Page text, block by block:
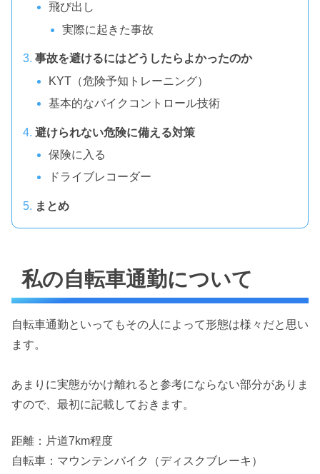
飛び出し
実際に起きた事故
事故を避けるにはどうしたらよかったのか
KYT（危険予知トレーニング）
基本的なバイクコントロール技術
避けられない危険に備える対策
保険に入る
ドライブレコーダー
まとめ
私の自転車通勤について
自転車通勤といってもその人によって形態は様々だと思い
ます。
あまりに実態がかけ離れると参考にならない部分がありま
すので、最初に記載しておきます。
距離：片道7km程度
自転車：マウンテンバイク（ディスクブレーキ）